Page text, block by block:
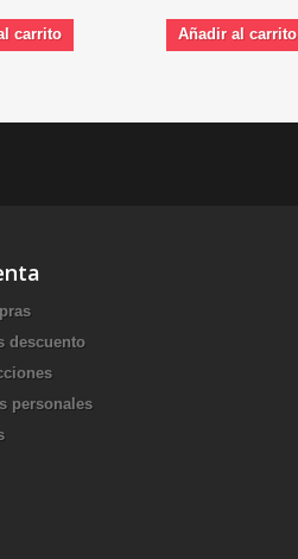
carrito Añadir al carrito
descuento
personales